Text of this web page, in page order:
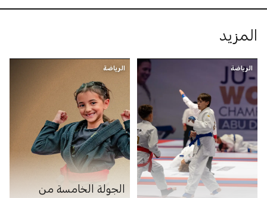
المزيد
الرياضة الرياضة
الجولة الخامسة من